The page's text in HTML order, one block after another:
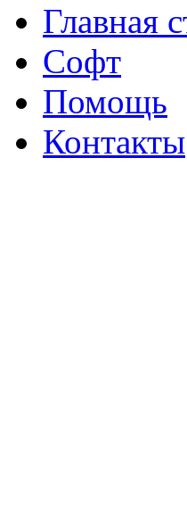
Главная
Софт
Помощь
Контакты